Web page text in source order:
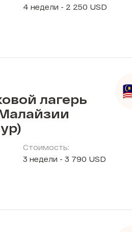
4 недели - 2 250 USD
лагерь
Стоимость:
3 недели - 3 790 USD